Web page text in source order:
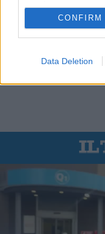
CONFIRM
Data Deletion